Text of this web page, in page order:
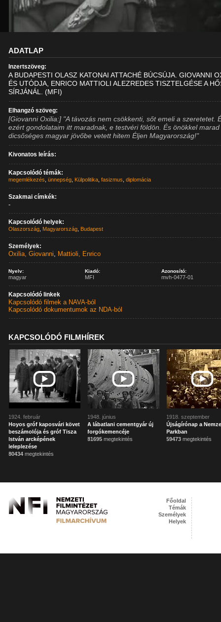
ADATLAP
Inzertszöveg:
A BUDAPESTI OLASZ KATONAI ATTACHÉ BÚCSÚJA. GIOVANNI
ÉS UTÓDJA, ENRICO MATTIOLI ALEZREDES TISZTELGÉSE A
SÍRJÁNÁL. (MFI)
Elhangzó szöveg:
[Giovanni Oxilia:] "A távozás nem csökkenti, sőt emeli a szeretetet.
ezért gondolataim itt maradnak, e testvéri földön. És önökkel
dicsőséges magyar jövőbe vetett hitem Éljen Magyarország!"
Kivonatos leírás:
Kapcsolódó témák:
megemlékezés ,ünnepség Külpolitika ,fasizmus ,diplomácia
Szakmai címkék:
-
Kapcsolódó helyek:
Olaszország Magyarország Budapest
Személyek:
Oxilia, Giovanni, Mattioli, Enrico
Nyelv:
magyar
Kiadó:
MFI
Azonosító:
mvh-0477-01
Kapcsolódó linkek
Kapcsolódó filmek a NAVA-ból
Kapcsolódó dokumentumok az NDA-ból
KAPCSOLÓDÓ FILMHÍREK
1924. február
Hoyos gróf kaposvári követ
beszámolója és gróf Tisza
István arcképének
leleplezése
80434 megtekintés
1948. június
A lábatlani cementgyár új
forgókemencéje
81695 megtekintés
1918. szeptember
Újságírónap a
Parkban
59473 megtekintés
Főoldal
Témák
Személyek
Helyek